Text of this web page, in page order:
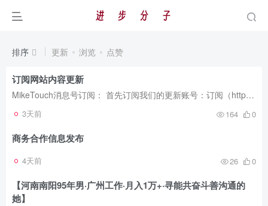
排序 更新 浏览 点赞
订阅网站内容更新
MikeTouch消息号订阅： 首先订阅我们的更新账号：订阅（https://open.miketouch.com/s10fBYaR?a=1） 然后下载消息号APP登陆后接收更新推动消息（推送是及时的，但是可能因为APP的缓存问题会存在...
3天前 164 0
商务合作信息发布
4天前 26 0
【河南南阳95年男·广州工作·月入1万+·寻能共奋斗善沟通的
她】